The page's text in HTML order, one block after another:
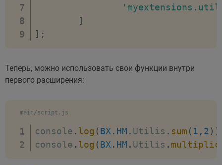
]
] ;
Теперь, можно использовать свои функции внутри
первого расширения:
main/script.js
console . log (BX. HM . Utilis . sum ( 1 , 2) )
console . log (BX. HM . Utilis .